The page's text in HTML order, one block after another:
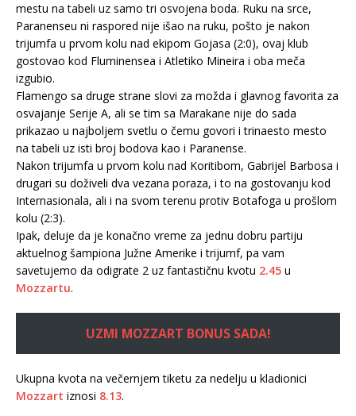
mestu na tabeli uz samo tri osvojena boda. Ruku na srce,
Paranenseu ni raspored nije išao na ruku, pošto je nakon
trijumfa u prvom kolu nad ekipom Gojasa (2:0), ovaj klub
gostovao kod Fluminensea i Atletiko Mineira i oba meča
izgubio.
Flamengo sa druge strane slovi za možda i glavnog favorita za
osvajanje Serije A, ali se tim sa Marakane nije do sada
prikazao u najboljem svetlu o čemu govori i trinaesto mesto
na tabeli uz isti broj bodova kao i Paranense.
Nakon trijumfa u prvom kolu nad Koritibom, Gabrijel Barbosa i
drugari su doživeli dva vezana poraza, i to na gostovanju kod
Internasionala, ali i na svom terenu protiv Botafoga u prošlom
kolu (2:3).
Ipak, deluje da je konačno vreme za jednu dobru partiju
aktuelnog šampiona Južne Amerike i trijumf, pa vam
savetujemo da odigrate 2 uz fantastičnu kvotu 2.45 u
Mozzartu.
UZMI MOZZART BONUS SADA!
Ukupna kvota na večernjem tiketu za nedelju u kladionici
Mozzart iznosi 8.13.